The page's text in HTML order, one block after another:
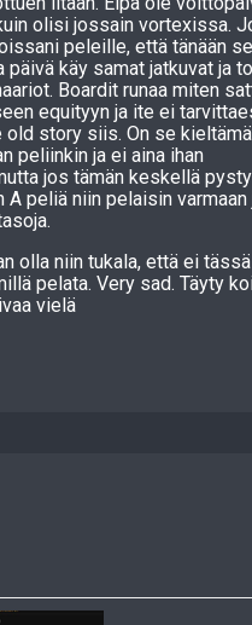
olisi jossain vortexissa.
peleille, että tänään se
päivä käy samat jatkuvat ja
Boardit runaa miten
equityyn ja ite ei
old story siis. On se
peliinkin ja ei aina ihan
jos tämän keskellä
A peliä niin pelaisin varmaan
olla niin tukala, että ei
pelata. Very sad. Täyty
vielä